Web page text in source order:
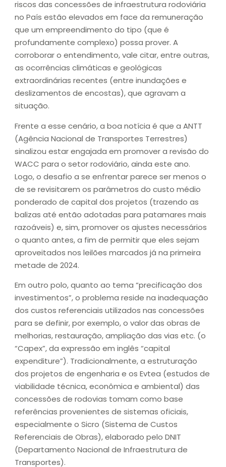
riscos das concessões de infraestrutura rodoviária
no País estão elevados em face da remuneração
que um empreendimento do tipo (que é
profundamente complexo) possa prover. A
corroborar o entendimento, vale citar, entre outras,
as ocorrências climáticas e geológicas
extraordinárias recentes (entre inundações e
deslizamentos de encostas), que agravam a
situação.
Frente a esse cenário, a boa notícia é que a ANTT
(Agência Nacional de Transportes Terrestres)
sinalizou estar engajada em promover a revisão do
WACC para o setor rodoviário, ainda este ano.
Logo, o desafio a se enfrentar parece ser menos o
de se revisitarem os parâmetros do custo médio
ponderado de capital dos projetos (trazendo as
balizas até então adotadas para patamares mais
razoáveis) e, sim, promover os ajustes necessários
o quanto antes, a fim de permitir que eles sejam
aproveitados nos leilões marcados já na primeira
metade de 2024.
Em outro polo, quanto ao tema “precificação dos
investimentos”, o problema reside na inadequação
dos custos referenciais utilizados nas concessões
para se definir, por exemplo, o valor das obras de
melhorias, restauração, ampliação das vias etc. (o
“Capex”, da expressão em inglês “capital
expenditure”). Tradicionalmente, a estruturação
dos projetos de engenharia e os Evtea (estudos de
viabilidade técnica, econômica e ambiental) das
concessões de rodovias tomam como base
referências provenientes de sistemas oficiais,
especialmente o Sicro (Sistema de Custos
Referenciais de Obras), elaborado pelo DNIT
(Departamento Nacional de Infraestrutura de
Transportes).